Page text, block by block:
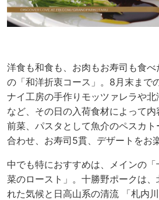
洋食も和食も、お肉もお寿司も食
の「和洋折衷コース」。8月末まで
ナイ工房の手作りモッツァレラや
など、その日の入荷食材によって
前菜、パスタとして魚介のペスカト
合わせ、お寿司5貫、デザートをお
中でも特におすすめは、メインの
菜のロースト」。十勝野ポークは、
れた気候と日高山系の清流 「札内